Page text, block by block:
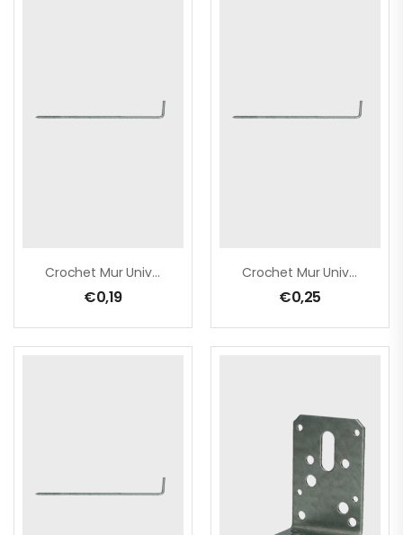
Crochet Mur Univer En L 3,6×230 Zn/100pc
€0,19
Crochet Mur Univer En L 3,6×260 Zn/100pc
€0,25